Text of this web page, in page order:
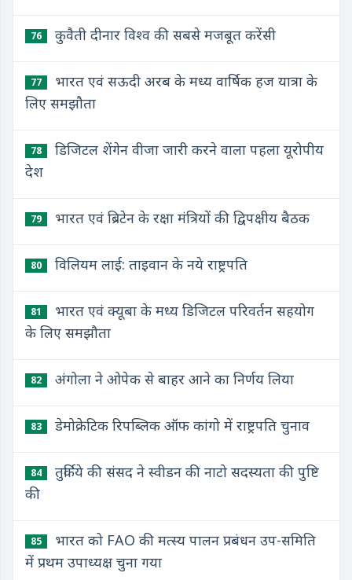
76 कुवैती दीनार विश्व की सबसे मजबूत करेंसी
77
भारत एवं सऊदी अरब के मध्य वार्षिक हज यात्रा के
लिए समझौता
78
डिजिटल शेंगेन वीजा जारी करने वाला पहला यूरोपीय
देश
79 भारत एवं ब्रिटेन के रक्षा मंत्रियों की द्विपक्षीय बैठक
80 विलियम लाई: ताइवान के नये राष्ट्रपति
81
भारत एवं क्यूबा के मध्य डिजिटल परिवर्तन सहयोग
के लिए समझौता
82 अंगोला ने ओपेक से बाहर आने का निर्णय लिया
83 डेमोक्रेटिक रिपब्लिक ऑफ कांगो में राष्ट्रपति चुनाव
84
तुर्किये की संसद ने स्वीडन की नाटो सदस्यता की पुष्टि
की
85
भारत को FAO की मत्स्य पालन प्रबंधन उप-समिति
में प्रथम उपाध्यक्ष चुना गया